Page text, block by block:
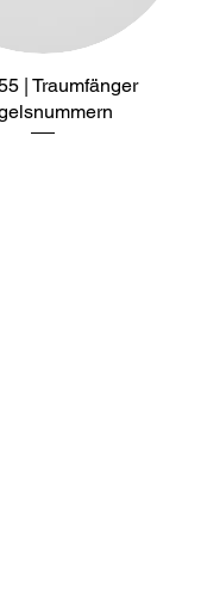
| Traumfänger